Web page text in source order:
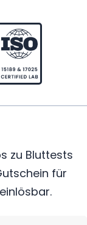
zu Bluttests
für